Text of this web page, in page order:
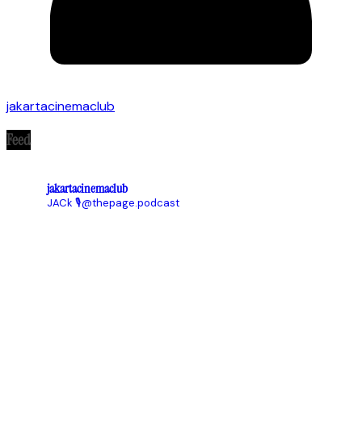
jakartacinemaclub
Feed
jakartacinemaclub
JACk 🎙@thepage.podcast